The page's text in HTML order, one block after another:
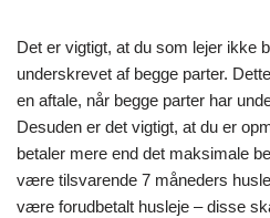
Det er vigtigt, at du som lejer ikke
underskrevet af begge parter.
en aftale, når begge parter har
Desuden er det vigtigt, at du er
betaler mere end det maksimale
være tilsvarende 7 måneders
være forudbetalt husleje – disse